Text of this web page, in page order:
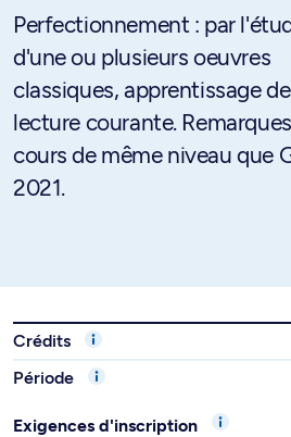
Perfectionnement : par
d'une ou plusieurs oeuvres
classiques, apprentissage
lecture courante.
cours de même niveau que
2021.
Crédits
Période
Exigences d'inscription